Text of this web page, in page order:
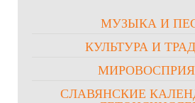
МУЗЫКА И
КУЛЬТУРА И
СЛАВЯНСКИЕ